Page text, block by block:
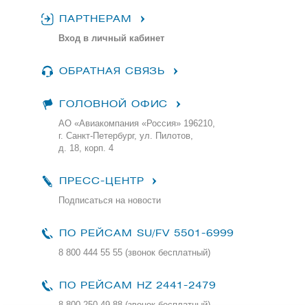
ПАРТНЕРАМ
Вход в личный кабинет
ОБРАТНАЯ СВЯЗЬ
ГОЛОВНОЙ ОФИС
АО «Авиакомпания «Россия» 196210,
г. Санкт-Петербург, ул. Пилотов,
д. 18, корп. 4
ПРЕСС-ЦЕНТР
Подписаться на новости
ПО РЕЙСАМ SU/FV 5501-6999
8 800 444 55 55 (звонок бесплатный)
ПО РЕЙСАМ HZ 2441-2479